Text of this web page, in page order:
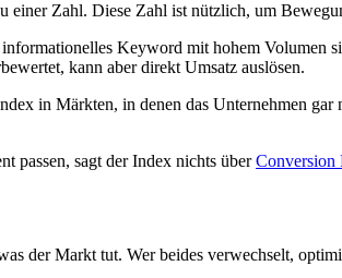
Zahl. Diese Zahl ist nützlich, um
Keyword mit hohem Volumen
kann aber direkt Umsatz auslösen.
in Märkten, in denen das Unternehmen
passen, sagt der Index nichts überConversion
der Markt tut. Wer beides verwechselt,